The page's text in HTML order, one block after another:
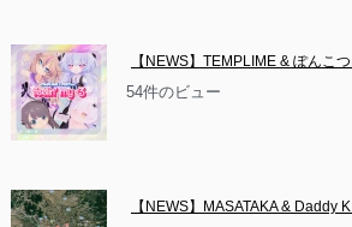
【NEWS】TEMPLIME & ぽんこ
54件のビュー
【NEWS】MASATAKA & Daddy